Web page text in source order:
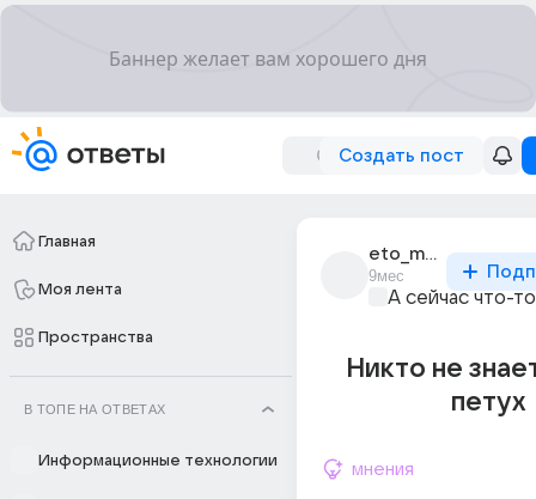
Создать пост
Главная
Моя лента
Пространства
В ТОПЕ НА ОТВЕТАХ
Информационные технологии
eto_moia_simka
9мес
А сейчас что-
Никто не
петух
мнения